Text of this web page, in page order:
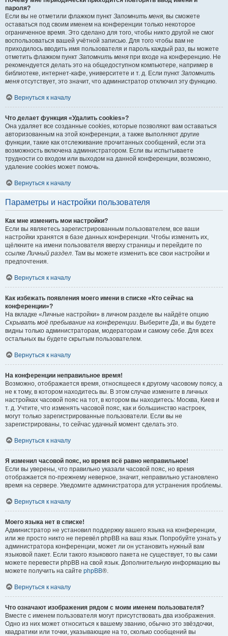
пароля?
Если вы не отметили флажком пункт Запомнить меня, вы сможете
оставаться под своим именем на конференции только некоторое
ограниченное время. Это сделано для того, чтобы никто другой не смог
воспользоваться вашей учётной записью. Для того чтобы вам не
приходилось вводить имя пользователя и пароль каждый раз, вы можете
отметить флажком пункт Запомнить меня при входе на конференцию. Не
рекомендуется делать это на общедоступном компьютере, например в
библиотеке, интернет-кафе, университете и т. д. Если пункт Запомнить
меня отсутствует, это значит, что администратор отключил эту функцию.
Вернуться к началу
Что делает функция «Удалить cookies»?
Она удаляет все созданные cookies, которые позволяют вам оставаться
авторизованным на этой конференции, а также выполняют другие
функции, такие как отслеживание прочитанных сообщений, если эта
возможность включена администратором. Если вы испытываете
трудности со входом или выходом на данной конференции, возможно,
удаление cookies может помочь.
Вернуться к началу
Параметры и настройки пользователя
Как мне изменить мои настройки?
Если вы являетесь зарегистрированным пользователем, все ваши
настройки хранятся в базе данных конференции. Чтобы изменить их,
щёлкните на имени пользователя вверху страницы и перейдите по
ссылкеЛичный раздел. Там вы можете изменить все свои настройки и
предпочтения.
Вернуться к началу
Как избежать появления моего имени в списке «Кто сейчас на
конференции»?
На вкладке «Личные настройки» в личном разделе вы найдёте опцию
Скрывать моё пребывание на конференции. ВыберитеДа, и вы будете
видны только администраторам, модераторам и самому себе. Для всех
остальных вы будете скрытым пользователем.
Вернуться к началу
На конференции неправильное время!
Возможно, отображается время, относящееся к другому часовому поясу, а
не к тому, в котором находитесь вы. В этом случае измените в личных
настройках часовой пояс на тот, в котором вы находитесь: Москва, Киев и
т. д. Учтите, что изменять часовой пояс, как и большинство настроек,
могут только зарегистрированные пользователи. Если вы не
зарегистрированы, то сейчас удачный момент сделать это.
Вернуться к началу
Я изменил часовой пояс, но время всё равно неправильное!
Если вы уверены, что правильно указали часовой пояс, но время
отображается по-прежнему неверное, значит, неправильно установлено
время на сервере. Уведомите администратора для устранения проблемы.
Вернуться к началу
Моего языка нет в списке!
Администратор не установил поддержку вашего языка на конференции,
или же просто никто не перевёл phpBB на ваш язык. Попробуйте узнать у
администратора конференции, может ли он установить нужный вам
языковой пакет. Если такого языкового пакета не существует, то вы сами
можете перевести phpBB на свой язык. Дополнительную информацию вы
можете получить на сайте phpBB®.
Вернуться к началу
Что означают изображения рядом с моим именем пользователя?
Вместе с именем пользователя могут присутствовать два изображения.
Одно из них может относиться к вашему званию, обычно это звёздочки,
квадратики или точки, указывающие на то, сколько сообщений вы